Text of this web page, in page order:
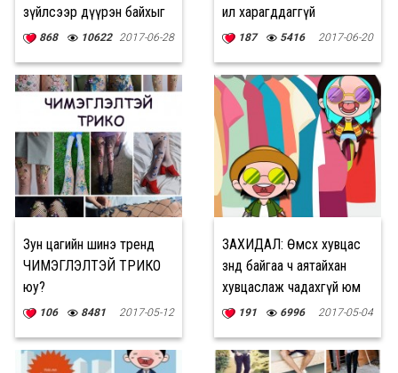
зүйлсээр дүүрэн байхыг
хүсдэг
868 10622 2017-06-28
ил харагддаггүй
онцлогтой
187 5416 2017-06-20
Зун цагийн шинэ тренд
ЧИМЭГЛЭЛТЭЙ ТРИКО
юу?
106 8481 2017-05-12
ЗАХИДАЛ: Өмсөх хувцас
зөндөө байгаа ч аятайхан
хувцаслаж чадахгүй юм
191 6996 2017-05-04